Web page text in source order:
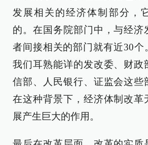
发展相关的经济体制部分，
的。在国务院部门中，与经济
者间接相关的部门就有近30个
我们耳熟能详的发改委、财政
信部、人民银行、证监会这些
在这种背景下，经济体制改革
展产生巨大的作用。